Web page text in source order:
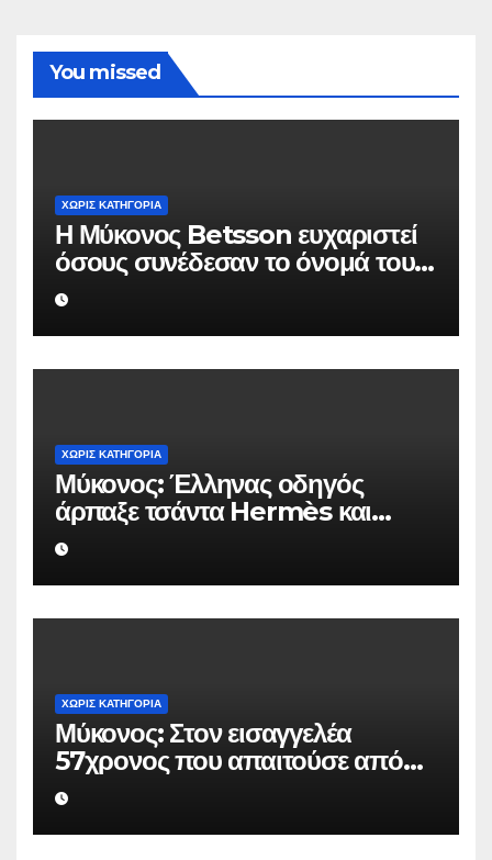
You missed
ΧΩΡΊΣ ΚΑΤΗΓΟΡΊΑ
Η Μύκονος Betsson ευχαριστεί
όσους συνέδεσαν το όνομά τους
με την ιστορική χρονιά
ΧΩΡΊΣ ΚΑΤΗΓΟΡΊΑ
Μύκονος: Έλληνας οδηγός
άρπαξε τσάντα Hermès και
Rolex αξίας 75.000 ευρώ από
Ουκρανό τουρίστα
ΧΩΡΊΣ ΚΑΤΗΓΟΡΊΑ
Μύκονος: Στον εισαγγελέα
57χρονος που απαιτούσε από
επιχειρηματία 80.000 ευρώ για
να μην κάνει καταγγελίες σε
βάρος του